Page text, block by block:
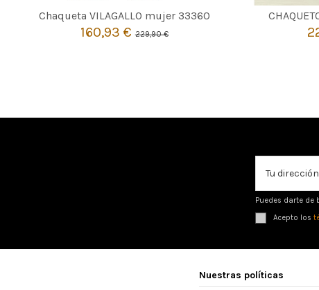
Chaqueta VILAGALLO mujer 33360
160,93 €229,90 €
 Agotado
Puedes darte de
Acepto los
Nuestras políticas